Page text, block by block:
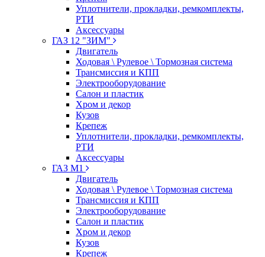
Уплотнители, прокладки, ремкомплекты,
РТИ
Аксессуары
ГАЗ 12 "ЗИМ"
Двигатель
Ходовая \ Рулевое \ Тормозная система
Трансмиссия и КПП
Электрооборудование
Салон и пластик
Хром и декор
Кузов
Крепеж
Уплотнители, прокладки, ремкомплекты,
РТИ
Аксессуары
ГАЗ М1
Двигатель
Ходовая \ Рулевое \ Тормозная система
Трансмиссия и КПП
Электрооборудование
Салон и пластик
Хром и декор
Кузов
Крепеж